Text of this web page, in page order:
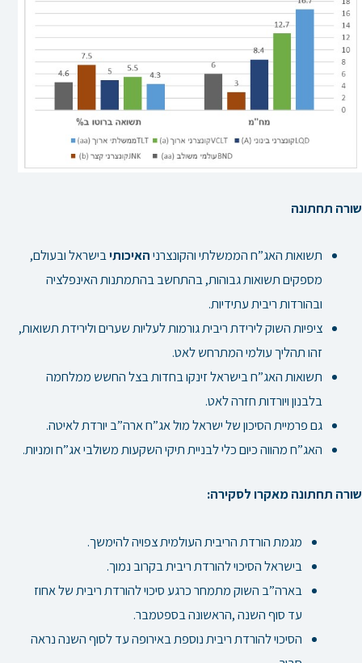
שורה תחתונה
תשואות האג”ח הממשלתי והקונצרניהאיכותיבישראל ובעולם,
מספקים תשואות גבוהות, בהתחשב בהתמתנות האינפלציה
ובהורדות ריבית עתידיות.
ציפיות השוק לירידת ריבית גורמות לעליות שערים ולירידת תשואות,
זהו תהליך עולמי המתרחש לאט.
תשואות האג”ח בישראל זינקו בחדות בצל החשש ממלחמה
בלבנון ויורדות חזרה לאט.
גם פרמיית הסיכון של ישראל מול אג”ח ארה”ב יורדת לאיטה.
האג”ח מהווה כיום כלי לבניית תיקי השקעות משולבי אג”ח ומניות.
שורה תחתונה מאקרו לסקירה:
מגמת הורדת הריבית העולמית צפויה להימשך.
בישראל הסיכוי להורדת ריבית בקרוב נמוך.
בארה”ב השוק מתמחר כרגע סיכוי להורדת ריבית של אחוז
עד סוף השנה ,הראשונה בספטמבר.
הסיכוי להורדת ריבית נוספת באירופה עד לסוף השנה נראה